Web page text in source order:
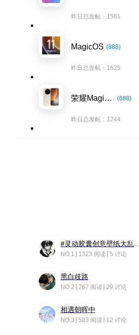
昨日总发帖：1561
MagicOS (888)
昨日总发帖：1625
荣耀Magic8系列 (688)
昨日总发帖：1244
NO.1 1323 阅读 5 讨论
黑白歧路
NO.2 767 阅读 29 讨论
相遇朝晖中
NO.3 583 阅读 12 讨论